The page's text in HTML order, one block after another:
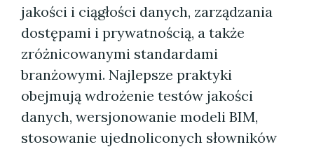
jakości i ciągłości danych, zarządzania
dostępami i prywatnością, a także
zróżnicowanymi standardami
branżowymi. Najlepsze praktyki
obejmują wdrożenie testów jakości
danych, wersjonowanie modeli BIM,
stosowanie ujednoliconych słowników